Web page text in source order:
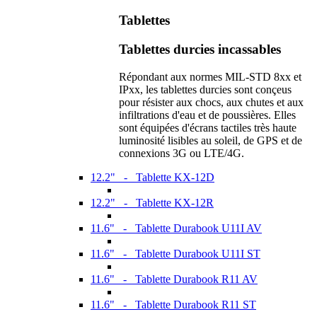
Tablettes
Tablettes durcies incassables
Répondant aux normes MIL-STD 8xx et
IPxx, les tablettes durcies sont conçeus
pour résister aux chocs, aux chutes et aux
infiltrations d'eau et de poussières. Elles
sont équipées d'écrans tactiles très haute
luminosité lisibles au soleil, de GPS et de
connexions 3G ou LTE/4G.
12.2" - Tablette KX-12D
12.2" - Tablette KX-12R
11.6" - Tablette Durabook U11I AV
11.6" - Tablette Durabook U11I ST
11.6" - Tablette Durabook R11 AV
11.6" - Tablette Durabook R11 ST